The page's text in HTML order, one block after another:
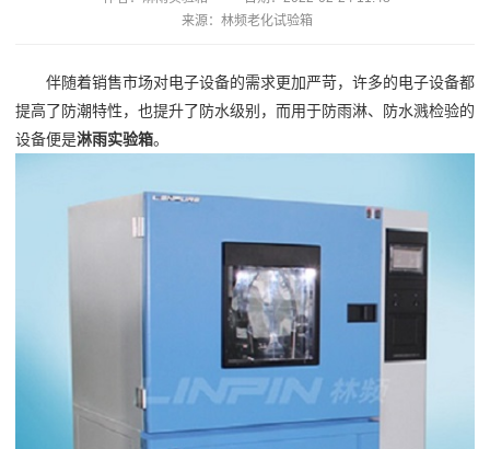
来源：林频老化试验箱
伴随着销售市场对电子设备的需求更加严苛，许多的电子设备都
提高了防潮特性，也提升了防水级别，而用于防雨淋、防水溅检验的
设备便是淋雨实验箱。